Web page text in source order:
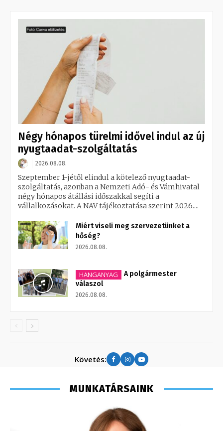
Négy hónapos türelmi idővel indul az új
nyugtaadat-szolgáltatás
2026.08.08.
Szeptember 1-jétől elindul a kötelező nyugtaadat-
szolgáltatás, azonban a Nemzeti Adó- és Vámhivatal
négy hónapos átállási időszakkal segíti a
vállalkozásokat. A NAV tájékoztatása szerint 2026....
Miért viseli meg szervezetünket a
hőség?
2026.08.08.
HANGANYAG
A polgármester
válaszol
2026.08.08.
Követés:
MUNKATÁRSAINK